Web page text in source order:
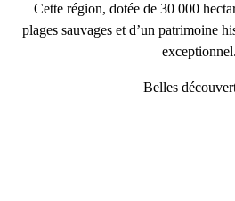
Cette région, dotée de 30 000
plages sauvages et d’un patrimoine
exceptionnel.
Belles